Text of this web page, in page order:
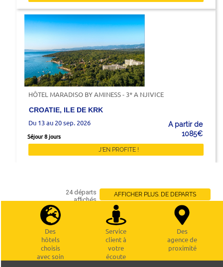
HÔTEL MARADISO BY AMINESS - 3* A NJIVICE
CROATIE, ILE DE KRK
Du 13 au 20 sep. 2026
Séjour 8 jours
A partir de
1085€
J'EN PROFITE !
Des
hôtels
choisis
avec soin
Service
client à
votre
écoute
Des
agence de
proximité
AFFICHER PLUS. DE DEPARTS
24 départs
affichés